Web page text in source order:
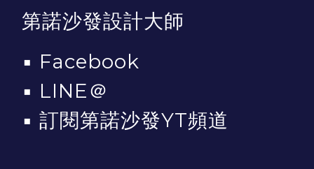
第諾沙發設計大師
▪ Facebook
▪ LINE＠
▪ 訂閱第諾沙發YT頻道